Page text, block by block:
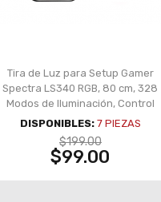
Tira de Luz para Setup Gamer
Spectra LS340 RGB, 80 cm, 328
Modos de Iluminación, Control
Remoto Incluido, Color Negro - BR-
931564
DISPONIBLES: 7PIEZAS
$199.00
$99.00